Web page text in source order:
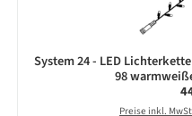
System 24 - LED
98
Preise inkl.